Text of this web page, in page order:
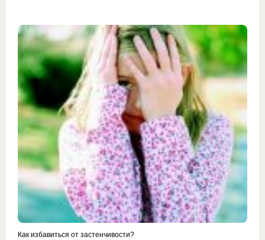
Как избавиться от застенчивости?